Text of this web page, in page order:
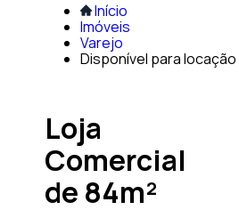
Início
Imóveis
Varejo
Disponível para locação
Loja
Comercial
de 84m²